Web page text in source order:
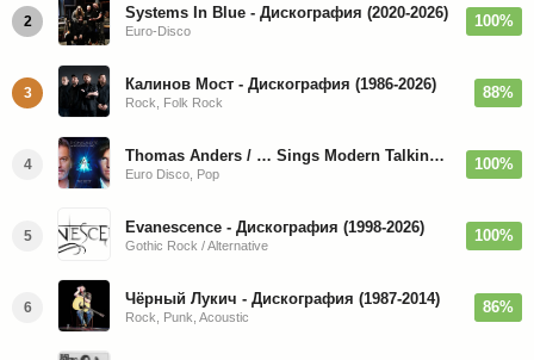
2 Systems In Blue - Дискография (2020-2026)
Euro-Disco
100%
3 Калинов Мост - Дискография (1986-2026)
Rock, Folk Rock
88%
4 Thomas Anders / … Sings Modern Talking: The Best hi-res
Euro Disco, Pop
100%
5 Evanescence - Дискография (1998-2026)
Gothic Rock / Alternative
100%
6 Чёрный Лукич - Дискография (1987-2014)
Rock, Punk, Acoustic
86%